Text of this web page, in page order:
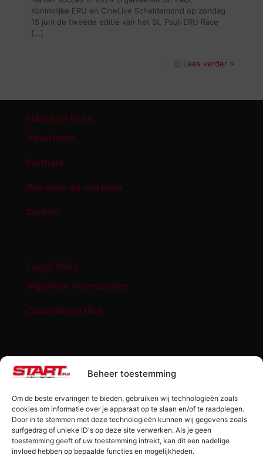
Beheer toestemming
Om de beste ervaringen te bieden, gebruiken wij technologieën zoals
cookies om informatie over je apparaat op te slaan en/of te raadplegen.
Door in te stemmen met deze technologieën kunnen wij gegevens zoals
surfgedrag of unieke ID's op deze site verwerken. Als je geen
toestemming geeft of uw toestemming intrekt, kan dit een nadelige
invloed hebben op bepaalde functies en mogelijkheden.
Koninklijke ERU en CineLive Scheldemond op zondag
15 juni de tweede editie van het St. Paul-ERU Race
[…]
Lees verder >
Handige links
Adverteren
Partners
Wat doen wij nog meer
Contact
Legal links
Algemene Voorwaarden
Cookiebeleid (EU)
START '84 shop
Losse editie Start ’84
Start ’84 Merchandise
Check jouw code